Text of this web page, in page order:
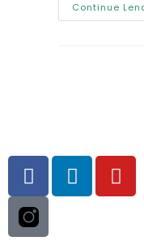
Continue